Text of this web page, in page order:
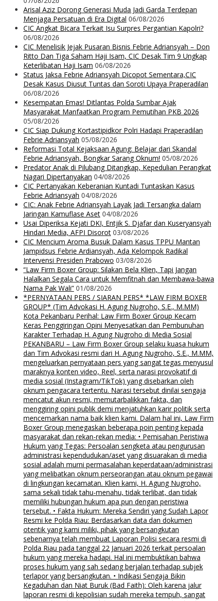
Arisal Aziz Dorong Generasi Muda Jadi Garda Terdepan
Menjaga Persatuan di Era Digital 06/08/2026
CIC Angkat Bicara Terkait Isu Surpres Pergantian Kapolri?
06/08/2026
CIC Menelisik Jejak Pusaran Bisnis Febrie Adriansyah – Don
Ritto Dan Tiga Saham Haji Isam, CIC Desak Tim 9 Ungkap
Keterlibatan Haji Isam 06/08/2026
Status Jaksa Febrie Adriansyah Dicopot Sementara,CIC
Desak Kasus Diusut Tuntas dan Soroti Upaya Praperadilan
06/08/2026
Kesempatan Emas! Ditlantas Polda Sumbar Ajak
Masyarakat Manfaatkan Program Pemutihan PKB 2026
05/08/2026
CIC Siap Dukung Kortastipidkor Polri Hadapi Praperadilan
Febrie Adriansyah 05/08/2026
Reformasi Total Kejaksaan Agung: Belajar dari Skandal
Febrie Adriansyah, Bongkar Sarang Oknum! 05/08/2026
Predator Anak di Pilubang Ditangkap, Kepedulian Perangkat
Nagari Dipertanyakan 04/08/2026
CIC Pertanyakan Keberanian Kuntadi Tuntaskan Kasus
Febrie Adriansyah 04/08/2026
CIC: Anak Febrie Adriansyah Layak Jadi Tersangka dalam
Jaringan Kamuflase Aset 04/08/2026
Usai Diperiksa Kejati DKI, Entjik S. Djafar dan Kuseryansyah
Hindari Media, AFPI Disorot 03/08/2026
CIC Mencium Aroma Busuk Dalam Kasus TPPU Mantan
Jampidsus Febrie Ardiansyah, Ada Kelompok Radikal
Intervensi Presiden Prabowo 03/08/2026
“Law Firm Boxer Group: Silakan Bela Klien, Tapi Jangan
Halalkan Segala Cara untuk Memfitnah dan Membawa-bawa
Nama Pak Wali” 01/08/2026
*PERNYATAAN PERS / SIARAN PERS* *LAW FIRM BOXER
GROUP* (Tim Advokasi H. Agung Nugroho, S.E., M.MM)
Kota Pekanbaru Perihal: Law Firm Boxer Group Kecam
Keras Penggiringan Opini Menyesatkan dan Pembunuhan
Karakter Terhadap H. Agung Nugroho di Media Sosial
PEKANBARU – Law Firm Boxer Group selaku kuasa hukum
dan Tim Advokasi resmi dari H. Agung Nugroho, S.E., M.MM,
mengeluarkan pernyataan pers yang sangat tegas menyusul
maraknya konten video, Reel, serta narasi provokatif di
media sosial (Instagram/TikTok) yang disebarkan oleh
oknum pengacara tertentu. Narasi tersebut dinilai sengaja
mencatut akun resmi, memutarbalikkan fakta, dan
menggiring opini publik demi menjatuhkan karir politik serta
mencemarkan nama baik klien kami. Dalam hal ini, Law Firm
Boxer Group menegaskan beberapa poin penting kepada
masyarakat dan rekan-rekan media: • Pemisahan Peristiwa
Hukum yang Tegas: Persoalan sengketa atau pengurusan
administrasi kependudukan/aset yang disuarakan di media
sosial adalah murni permasalahan keperdataan/administrasi
yang melibatkan oknum perseorangan atau oknum pegawai
di lingkungan kecamatan. Klien kami, H. Agung Nugroho,
sama sekali tidak tahu-menahu, tidak terlibat, dan tidak
memiliki hubungan hukum apa pun dengan peristiwa
tersebut. • Fakta Hukum: Mereka Sendiri yang Sudah Lapor
Resmi ke Polda Riau: Berdasarkan data dan dokumen
otentik yang kami miliki, pihak yang bersangkutan
sebenarnya telah membuat Laporan Polisi secara resmi di
Polda Riau pada tanggal 22 Januari 2026 terkait persoalan
hukum yang mereka hadapi. Hal ini membuktikan bahwa
proses hukum yang sah sedang berjalan terhadap subjek
terlapor yang bersangkutan. • Indikasi Sengaja Bikin
Kegaduhan dan Niat Buruk (Bad Faith): Oleh karena jalur
laporan resmi di kepolisian sudah mereka tempuh, sangat